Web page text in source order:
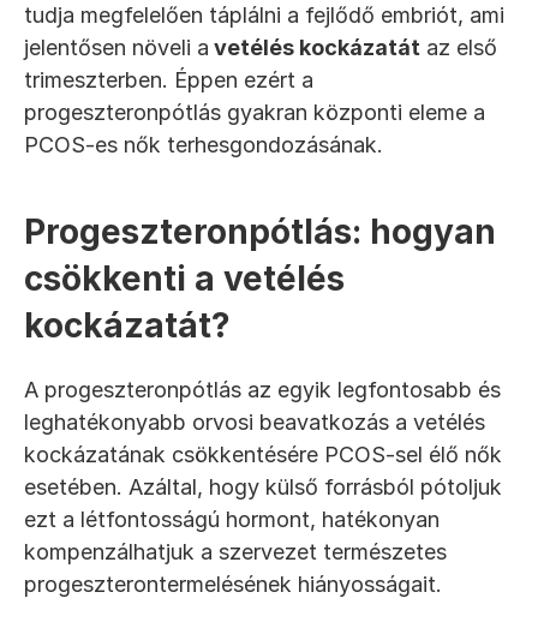
tudja megfelelően táplálni a fejlődő embriót, ami
jelentősen növeli a vetélés kockázatát az első
trimeszterben. Éppen ezért a
progeszteronpótlás gyakran központi eleme a
PCOS-es nők terhesgondozásának.
Progeszteronpótlás: hogyan
csökkenti a vetélés
kockázatát?
A progeszteronpótlás az egyik legfontosabb és
leghatékonyabb orvosi beavatkozás a vetélés
kockázatának csökkentésére PCOS-sel élő nők
esetében. Azáltal, hogy külső forrásból pótoljuk
ezt a létfontosságú hormont, hatékonyan
kompenzálhatjuk a szervezet természetes
progeszterontermelésének hiányosságait.